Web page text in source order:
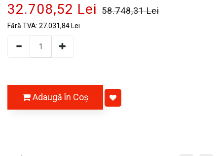
32.708,52 Lei 58.748,31 Lei
Fără TVA: 27.031,84 Lei
Adaugă în Coş